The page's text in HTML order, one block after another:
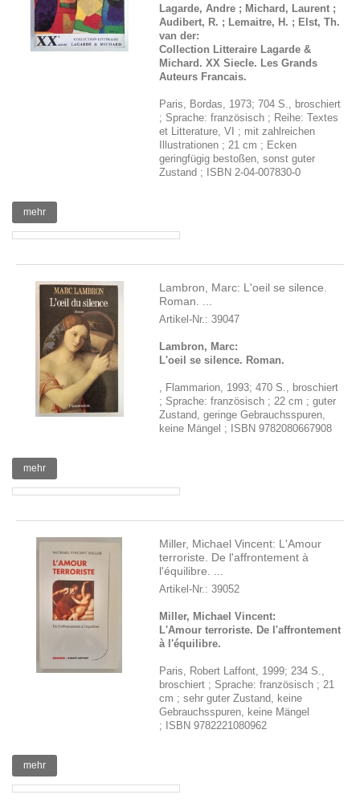
Lagarde, Andre ; Michard, Laurent ;
Audibert, R. ; Lemaitre, H. ; Elst, Th.
van der:
Collection Litteraire Lagarde &
Michard. XX Siecle. Les Grands
Auteurs Francais.
Paris, Bordas, 1973; 704 S., broschiert
; Sprache: französisch ; Reihe: Textes
et Litterature, VI ; mit zahlreichen
Illustrationen ; 21 cm ; Ecken
geringfügig bestoßen, sonst guter
Zustand ; ISBN 2-04-007830-0
mehr
Lambron, Marc: L'oeil se silence.
Roman. ...
Artikel-Nr.: 39047
Lambron, Marc:
L'oeil se silence. Roman.
, Flammarion, 1993; 470 S., broschiert
; Sprache: französisch ; 22 cm ; guter
Zustand, geringe Gebrauchsspuren,
keine Mängel ; ISBN 9782080667908
mehr
Miller, Michael Vincent: L'Amour
terroriste. De l'affrontement à
l'équilibre. ...
Artikel-Nr.: 39052
Miller, Michael Vincent:
L'Amour terroriste. De l'affrontement
à l'équilibre.
Paris, Robert Laffont, 1999; 234 S.,
broschiert ; Sprache: französisch ; 21
cm ; sehr guter Zustand, keine
Gebrauchsspuren, keine Mängel
; ISBN 9782221080962
mehr